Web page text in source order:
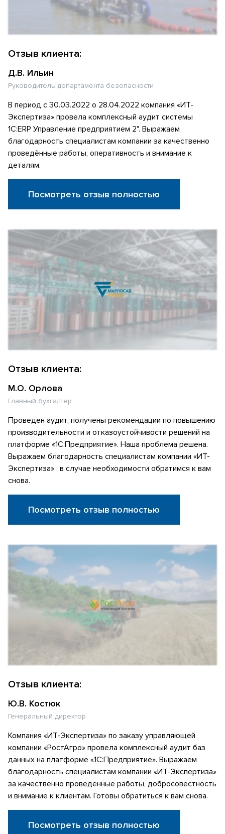
Отзыв клиента:
Д.В. Ильин
Руководитель департамента безопасности
В период с 30.03.2022 о 28.04.2022 компания «ИТ-
Экспертиза» провела комплексный аудит системы
1С:ERP Управление предприятием 2". Выражаем
благодарность специалистам компании за качественно
проведённые работы, оперативность и внимание к
деталям.
Посмотреть отзыв полностью
Отзыв клиента:
М.О. Орлова
Главный бухгалтер
Проведен аудит, получены рекомендации по повышению
производительности и отказоустойчивости решений на
платформе «1С:Предприятие». Наша проблема решена.
Выражаем благодарность специалистам компании «ИТ-
Экспертиза» , в случае необходимости обратимся к вам
снова.
Посмотреть отзыв полностью
Отзыв клиента:
Ю.В. Костюк
Генеральный директор
Компания «ИТ-Экспертиза» по заказу управляющей
компании «РостАгро» провела комплексный аудит баз
данных на платформе «1С:Предприятие». Выражаем
благодарность специалистам компании «ИТ-Экспертиза»
за качественно проведённые работы, добросовестность
и внимание к клиентам. Готовы обратиться к вам снова.
Посмотреть отзыв полностью